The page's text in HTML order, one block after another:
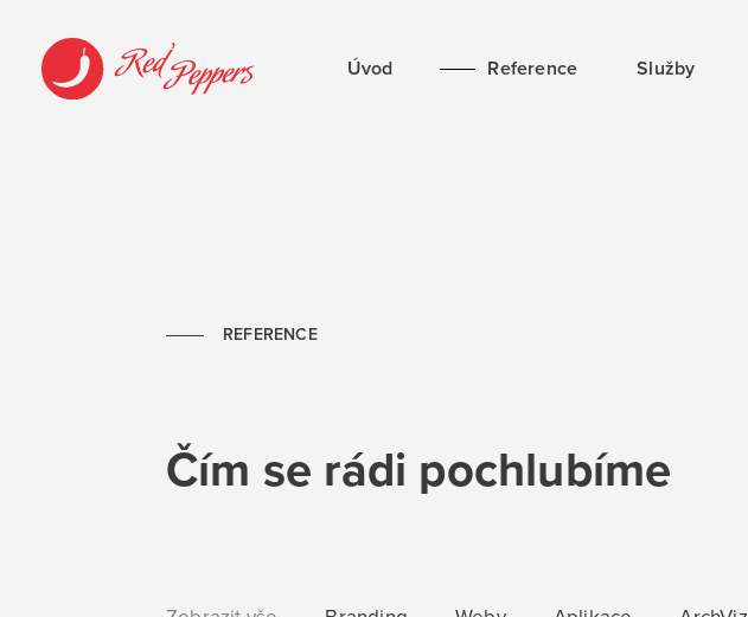
Úvod Reference Služby
REFERENCE
Čím se rádi pochlubíme